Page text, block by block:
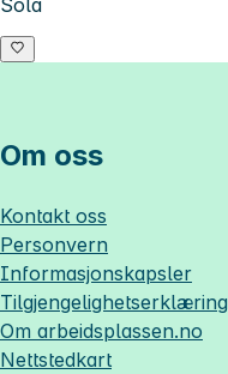
Sola
Om oss
Kontakt oss
Personvern
Informasjonskapsler
Tilgjengelighetserklæring
Om arbeidsplassen.no
Nettstedkart